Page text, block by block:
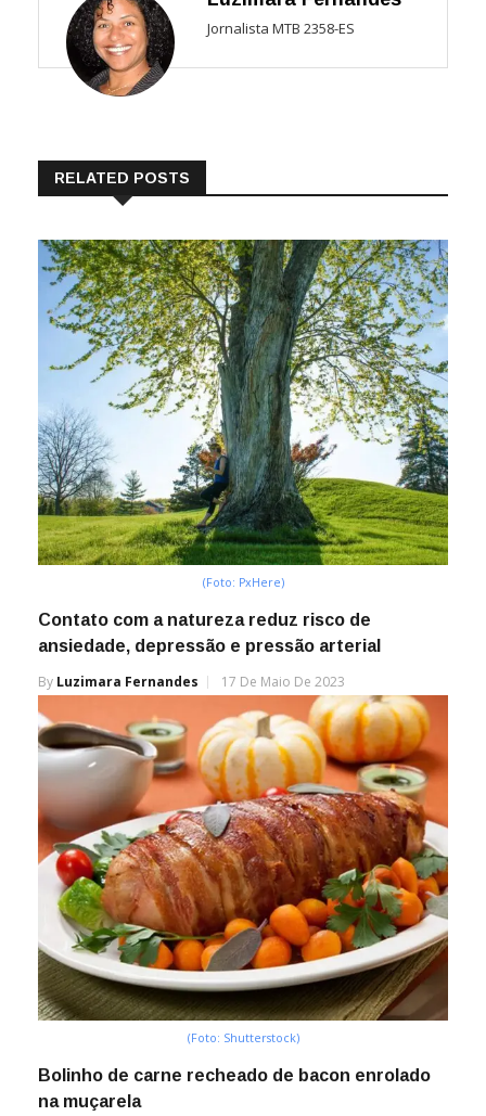
Jornalista MTB 2358-ES
RELATED POSTS
(Foto: PxHere)
Contato com a natureza reduz risco de
ansiedade, depressão e pressão arterial
By Luzimara Fernandes 17 De Maio De 2023
(Foto: Shutterstock)
Bolinho de carne recheado de bacon enrolado
na muçarela